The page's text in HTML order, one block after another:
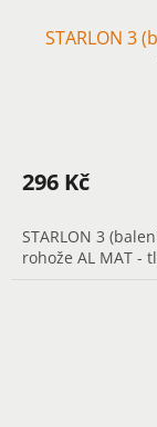
STARLON 3
296 Kč
STARLON 3
rohože AL MAT -